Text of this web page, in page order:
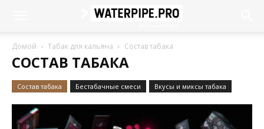
Домой Табак для кальяна Cостав табака
CОСТАВ ТАБАКА
Cостав табака Бестабачные смеси Вкусы и миксы табака